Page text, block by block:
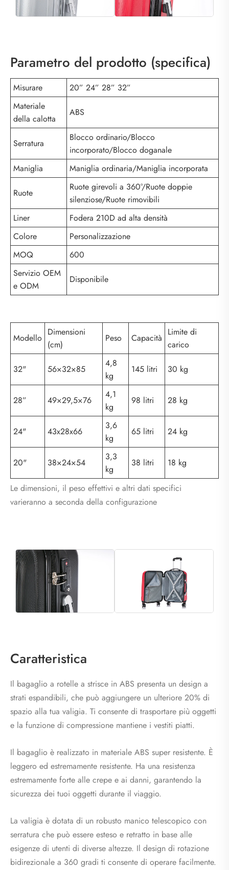
Parametro del prodotto (specifica)
Misurare
20” 24” 28” 32”
Materiale
della calotta
ABS
Serratura
Blocco ordinario/Blocco
incorporato/Blocco doganale
Maniglia
Maniglia ordinaria/Maniglia incorporata
Ruote
Ruote girevoli a 360°/Ruote doppie
silenziose/Ruote rimovibili
Liner
Fodera 210D ad alta densità
Colore
Personalizzazione
MOQ
600
Servizio OEM
e ODM
Disponibile
Modello
Dimensioni
(cm)
Peso Capacità
Limite di
carico
32" 56×32×85
4,8
kg
145 litri 30 kg
28” 49×29,5×76
4,1
kg
98 litri 28 kg
24" 43x28x66
3,6
kg
65 litri 24 kg
20" 38×24×54
3,3
kg
38 litri 18 kg
Le dimensioni, il peso effettivi e altri dati specifici
varieranno a seconda della configurazione
Caratteristica
Il bagaglio a rotelle a strisce in ABS presenta un design a
strati espandibili, che può aggiungere un ulteriore 20% di
spazio alla tua valigia. Ti consente di trasportare più oggetti
e la funzione di compressione mantiene i vestiti piatti.
Il bagaglio è realizzato in materiale ABS super resistente. È
leggero ed estremamente resistente. Ha una resistenza
estremamente forte alle crepe e ai danni, garantendo la
sicurezza dei tuoi oggetti durante il viaggio.
La valigia è dotata di un robusto manico telescopico con
serratura che può essere esteso e retratto in base alle
esigenze di utenti di diverse altezze. Il design di rotazione
bidirezionale a 360 gradi ti consente di operare facilmente.